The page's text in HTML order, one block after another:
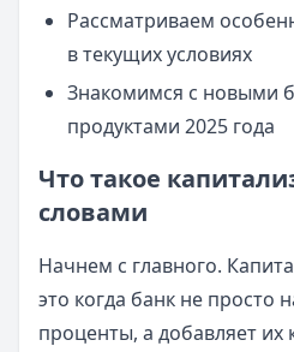
Рассматриваем
в текущих условиях
Знакомимся с новыми
продуктами 2025 года
Что такое
словами
Начнем с главного.
это когда банк не просто
проценты, а добавляет их